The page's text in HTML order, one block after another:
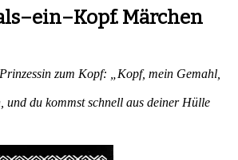
Märchen
zum Kopf: „Kopf, mein Ge­mahl,
und du kommst schnell aus deiner Hülle